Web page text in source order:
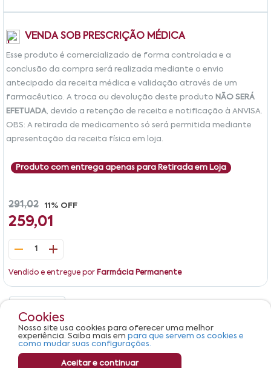
VENDA SOB PRESCRIÇÃO MÉDICA
Esse produto é comercializado de forma controlada e a
conclusão da compra será realizada mediante o envio
antecipado da receita médica e validação através de um
farmacêutico. A troca ou devolução deste produto NÃO SERÁ
EFETUADA, devido a retenção de receita e notificação à ANVISA.
OBS: A retirada de medicamento só será permitida mediante
apresentação da receita física em loja.
Produto com entrega apenas para Retirada em Loja
291,02 11% OFF
259,01
1
Vendido e entregue por Farmácia Permanente
Produto não apresenta descrição.
Cookies
Nosso site usa cookies para oferecer uma melhor
experiência. Saiba mais em para que servem os cookies e
como mudar suas configurações.
Aceitar e continuar